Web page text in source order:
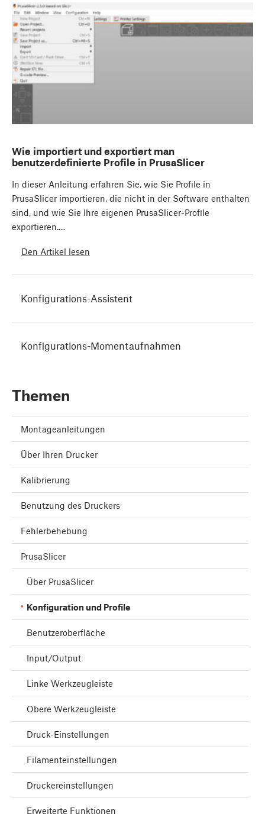
Wie importiert und exportiert man
benutzerdefinierte Profile in PrusaSlicer
In dieser Anleitung erfahren Sie, wie Sie Profile in
PrusaSlicer importieren, die nicht in der Software enthalten
sind, und wie Sie Ihre eigenen PrusaSlicer-Profile
exportieren.…
Den Artikel lesen
Konfigurations-Assistent
Konfigurations-Momentaufnahmen
Themen
Montageanleitungen
Über Ihren Drucker
Kalibrierung
Benutzung des Druckers
Fehlerbehebung
PrusaSlicer
Über PrusaSlicer
Konfiguration und Profile
Benutzeroberfläche
Input/Output
Linke Werkzeugleiste
Obere Werkzeugleiste
Druck-Einstellungen
Filamenteinstellungen
Druckereinstellungen
Erweiterte Funktionen